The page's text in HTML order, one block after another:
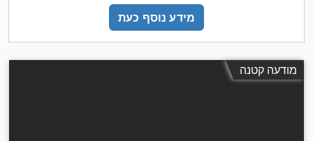
מידע נוסף כעת
מודעה קטנה